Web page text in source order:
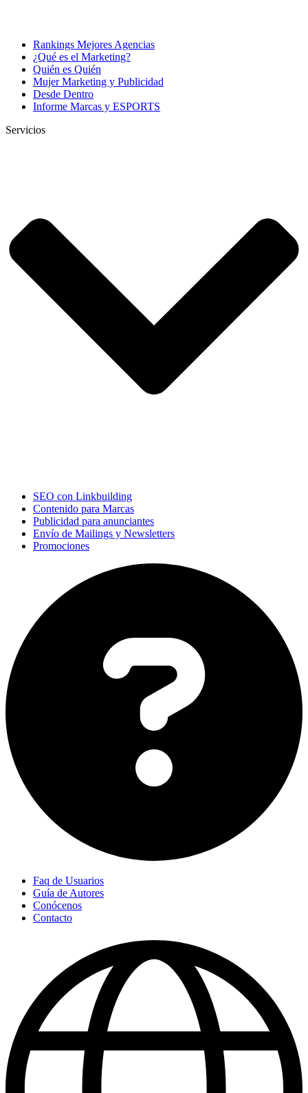
Rankings Mejores Agencias
¿Qué es el Marketing?
Quién es Quién
Mujer Marketing y Publicidad
Desde Dentro
Informe Marcas y ESPORTS
Servicios
SEO con Linkbuilding
Contenido para Marcas
Publicidad para anunciantes
Envío de Mailings y Newsletters
Promociones
Faq de Usuarios
Guía de Autores
Conócenos
Contacto